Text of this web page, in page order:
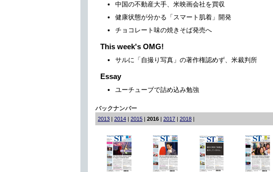
中国の不動産大手、米映画会社を買収
健康状態が分かる「スマート肌着」開発
チョコレート味の焼きそば発売へ
This week's OMG!
サルに「自撮り写真」の著作権認めず、米裁判所
Essay
ユーチューブで詰め込み勉強
バックナンバー
2013 | 2014 | 2015 | 2016 | 2017 | 2018 |